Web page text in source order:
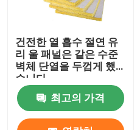
건전한 열 흡수 절연 유
리 울 패널은 같은 수준
벽체 단열을 두껍게 했
습니다
최고의 가격